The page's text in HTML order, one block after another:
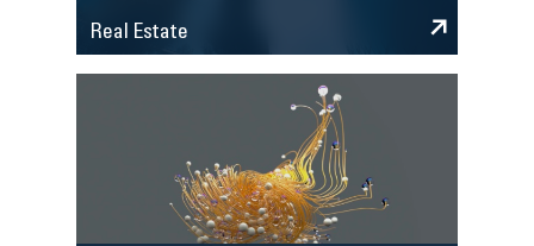
Real Estate